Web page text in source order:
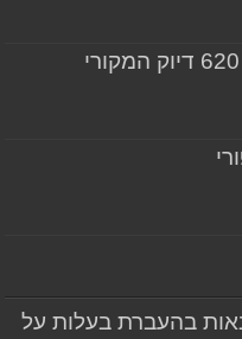
בהעברת בעלות על